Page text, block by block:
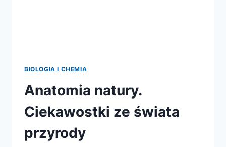
BIOLOGIA I CHEMIA
Anatomia natury.
Ciekawostki ze świata
przyrody